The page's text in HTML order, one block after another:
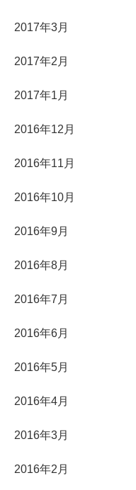
2017年3月
2017年2月
2017年1月
2016年12月
2016年11月
2016年10月
2016年9月
2016年8月
2016年7月
2016年6月
2016年5月
2016年4月
2016年3月
2016年2月